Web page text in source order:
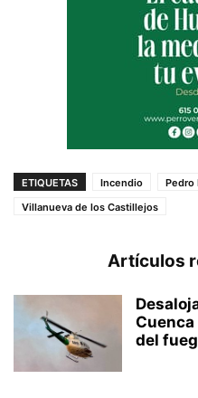
ETIQUETAS Incendio
Pedro
Villanueva de los Castillejos
Artículos
del